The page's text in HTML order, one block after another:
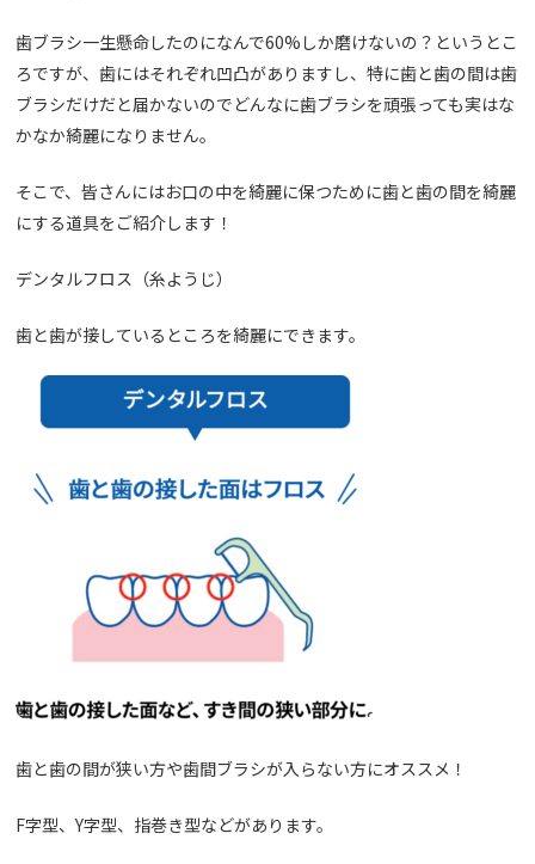
歯ブラシ一生懸命したのになんで60% しか磨けないの？というとこ
ろですが、歯にはそれぞれ凹凸がありますし、特に歯と歯の間は歯
ブラシだけだと届かないのでどんなに歯ブラシを頑張っても実はな
かなか綺麗になりません。
そこで、皆さんにはお口の中を綺麗に保つために歯と歯の間を綺麗
にする道具をご紹介します！
デンタルフロス（糸ようじ）
歯と歯が接しているところを綺麗にできます。
歯と歯の間が狭い方や歯間ブラシが入らない方にオススメ！
F字型、Y字型、指巻き型などがあります。